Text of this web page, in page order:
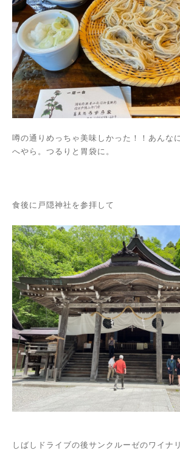
噂の通りめっちゃ美味しかった！！あんな
へやら。つるりと胃袋に。
食後に戸隠神社を参拝して
しばしドライブの後サンクルーゼのワイナ